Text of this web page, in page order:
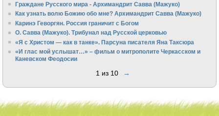
Граждане Русского мира - Архимандрит Савва (Мажуко)
Как узнать волю Божию обо мне? Архимандрит Савва (Мажуко)
Каринэ Геворгян. Россия граничит с Богом
О. Савва (Мажуко). Трибунал над Русской церковью
«Я с Христом — как в танке». Парсуна писателя Яна Таксюра
«И глас мой услышат…» – фильм о митрополите Черкасском и
Каневском Феодосии
1 из 10 →